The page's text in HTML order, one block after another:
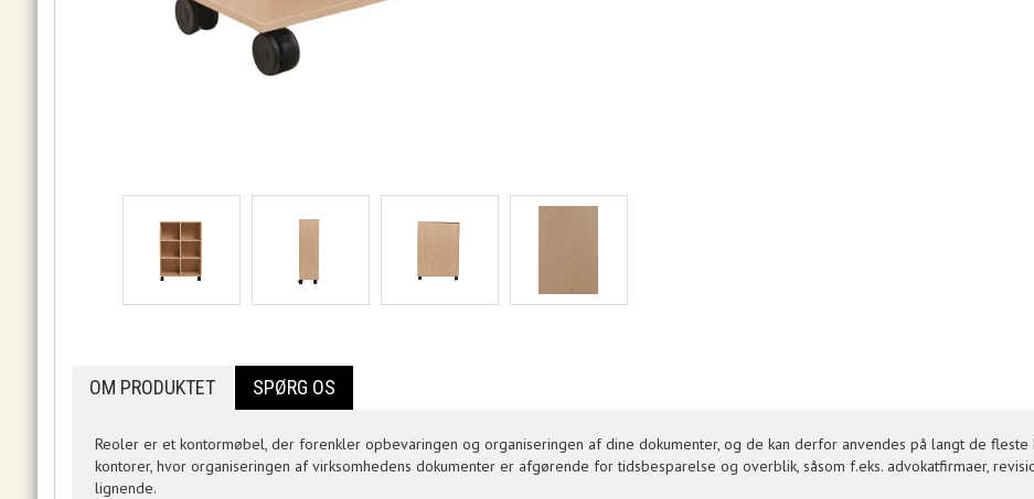
OM PRODUKTET SPØRG OS
Reoler er et kontormøbel, der forenkler opbevaringen og organiseringen af dine dokumenter, og de kan derfor anvendes på langt de
kontorer, hvor organiseringen af virksomhedens dokumenter er afgørende for tidsbesparelse og overblik, såsom f.eks. advokatfirmaer,
lignende.